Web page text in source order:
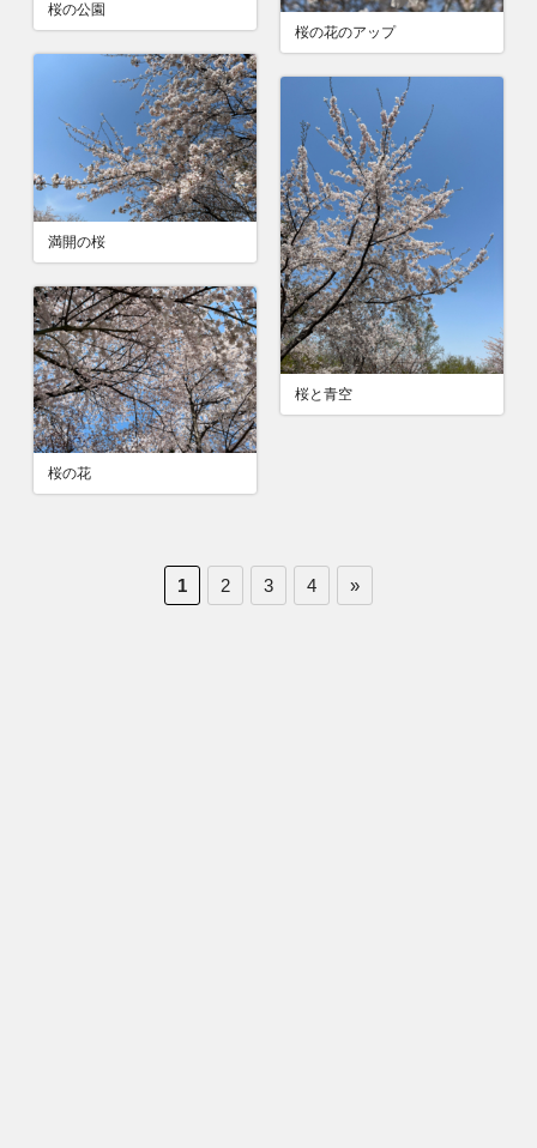
桜の公園
桜の花のアップ
満開の桜
桜と青空
桜の花
1 2 3 4 »